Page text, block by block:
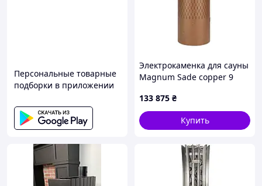
Персональные товарные
подборки в приложении
Электрокаменка для сауны
Magnum Sade copper 9
133 875 ₴
Купить